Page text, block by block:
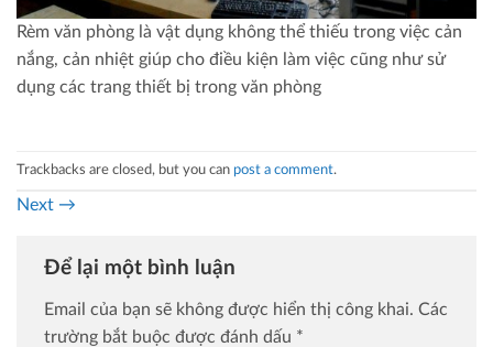
Rèm văn phòng là vật dụng không thể thiếu trong việc cản
nắng, cản nhiệt giúp cho điều kiện làm việc cũng như sử
dụng các trang thiết bị trong văn phòng
Trackbacks are closed, but you can post a comment.
Next →
Để lại một bình luận
Email của bạn sẽ không được hiển thị công khai. Các
trường bắt buộc được đánh dấu *